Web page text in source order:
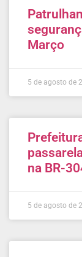
Março
5 de agosto de
na BR-
5 de agosto de